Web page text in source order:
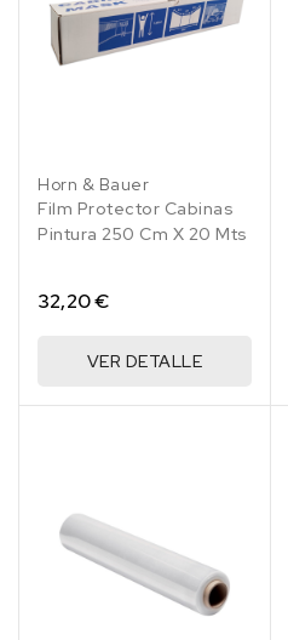
Horn & Bauer
Film Protector Cabinas
Pintura 250 Cm X 20 Mts
32,20 €
VER DETALLE